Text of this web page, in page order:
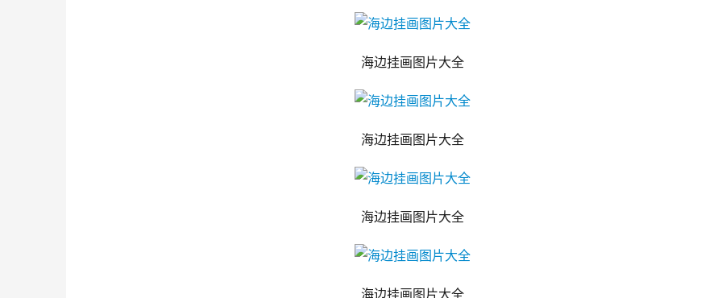
海边挂画图片大全
海边挂画图片大全
海边挂画图片大全
海边挂画图片大全